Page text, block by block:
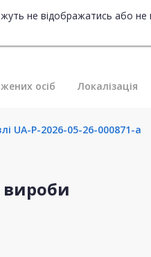
не відображатись або
осіб Локалізація
UA-P-2026-05-26-000871-a
вироби